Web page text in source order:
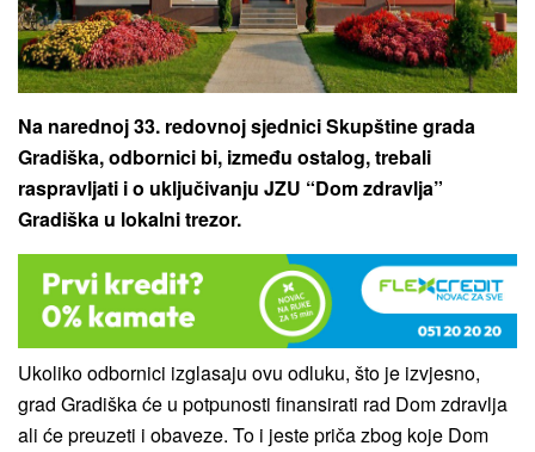
Na narednoj 33. redovnoj sjednici Skupštine grada
Gradiška, odbornici bi, između ostalog, trebali
raspravljati i o uključivanju JZU “Dom zdravlja”
Gradiška u lokalni trezor.
Ukoliko odbornici izglasaju ovu odluku, što je izvjesno,
grad Gradiška će u potpunosti finansirati rad Dom zdravlja
ali će preuzeti i obaveze. To i jeste priča zbog koje Dom